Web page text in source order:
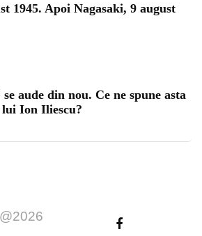
1945. Apoi Nagasaki, 9 august
aude din nou. Ce ne spune asta
lui Ion Iliescu?